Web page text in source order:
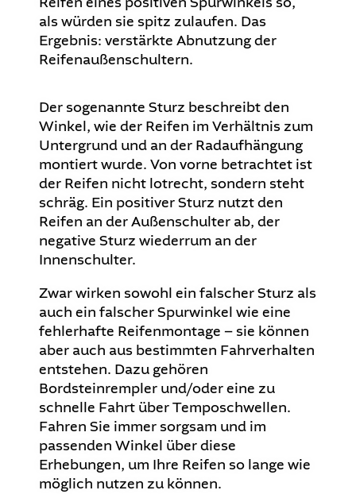
als würden sie spitz zulaufen. Das
Ergebnis: verstärkte Abnutzung der
Reifenaußenschultern.
Der sogenannte Sturz beschreibt den
Winkel, wie der Reifen im Verhältnis zum
Untergrund und an der Radaufhängung
montiert wurde. Von vorne betrachtet ist
der Reifen nicht lotrecht, sondern steht
schräg. Ein positiver Sturz nutzt den
Reifen an der Außenschulter ab, der
negative Sturz wiederrum an der
Innenschulter.
Zwar wirken sowohl ein falscher Sturz als
auch ein falscher Spurwinkel wie eine
fehlerhafte Reifenmontage – sie können
aber auch aus bestimmten Fahrverhalten
entstehen. Dazu gehören
Bordsteinrempler und/oder eine zu
schnelle Fahrt über Temposchwellen.
Fahren Sie immer sorgsam und im
passenden Winkel über diese
Erhebungen, um Ihre Reifen so lange wie
möglich nutzen zu können.